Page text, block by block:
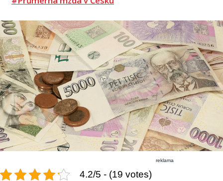
reklama
4.2/5 - (19 votes)